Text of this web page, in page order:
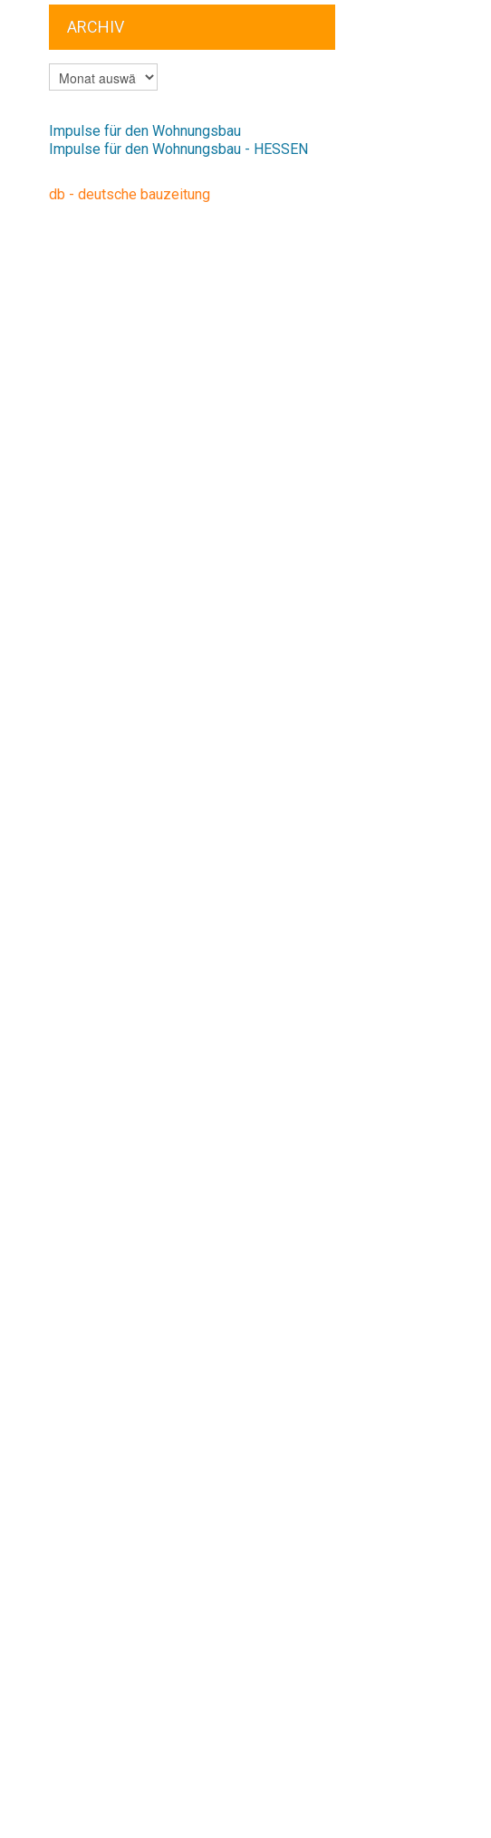
ARCHIV
ARCHIV
Impulse für den Wohnungsbau
Impulse für den Wohnungsbau - HESSEN
db - deutsche bauzeitung